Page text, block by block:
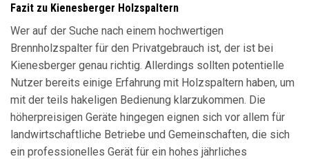
Fazit zu Kienesberger Holzspaltern
Wer auf der Suche nach einem hochwertigen
Brennholzspalter für den Privatgebrauch ist, der ist bei
Kienesberger genau richtig. Allerdings sollten potentielle
Nutzer bereits einige Erfahrung mit Holzspaltern haben, um
mit der teils hakeligen Bedienung klarzukommen. Die
höherpreisigen Geräte hingegen eignen sich vor allem für
landwirtschaftliche Betriebe und Gemeinschaften, die sich
ein professionelles Gerät für ein hohes jährliches